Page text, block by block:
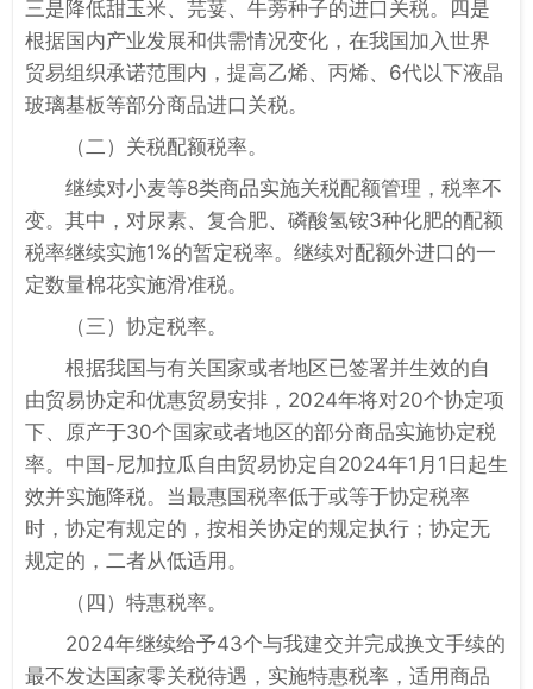
三是降低甜玉米、芫荽、牛蒡种子的进口关税。四是
根据国内产业发展和供需情况变化，在我国加入世界
贸易组织承诺范围内，提高乙烯、丙烯、6代以下液晶
玻璃基板等部分商品进口关税。
（二）关税配额税率。
继续对小麦等8类商品实施关税配额管理，税率不
变。其中，对尿素、复合肥、磷酸氢铵3种化肥的配额
税率继续实施1%的暂定税率。继续对配额外进口的一
定数量棉花实施滑准税。
（三）协定税率。
根据我国与有关国家或者地区已签署并生效的自
由贸易协定和优惠贸易安排，2024年将对20个协定项
下、原产于30个国家或者地区的部分商品实施协定税
率。中国-尼加拉瓜自由贸易协定自2024年1月1日起生
效并实施降税。当最惠国税率低于或等于协定税率
时，协定有规定的，按相关协定的规定执行；协定无
规定的，二者从低适用。
（四）特惠税率。
2024年继续给予43个与我建交并完成换文手续的
最不发达国家零关税待遇，实施特惠税率，适用商品